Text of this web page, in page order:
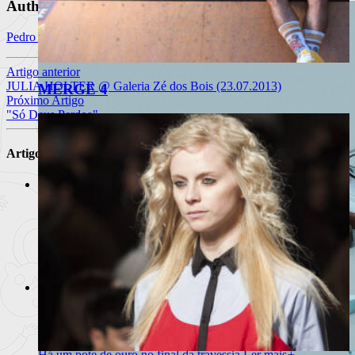
MERGE 4
Author
Pedro Miguel Silva
Artigo anterior
JULIA HOLTER @ Galeria Zé dos Bois (23.07.2013)
Próximo Artigo
"Só Deus Perdoa"
Artigos Relacionados
“Uma Canção de Embalar” | Mary
Higgins Clark
O Regresso da Rainha do SuspenseLer mais +
“Terras do Demo” | Aquilino Ribeiro